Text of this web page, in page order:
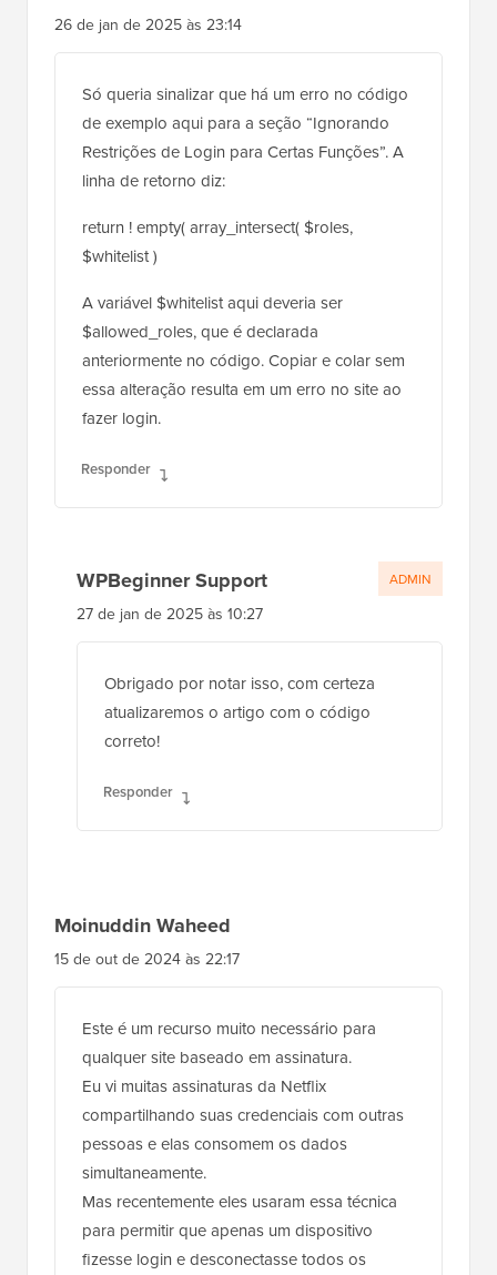
26 de jan de 2025 às 23:14
Só queria sinalizar que há um erro no código
de exemplo aqui para a seção “Ignorando
Restrições de Login para Certas Funções”. A
linha de retorno diz:
return ! empty( array_intersect( $roles,
$whitelist )
A variável $whitelist aqui deveria ser
$allowed_roles, que é declarada
anteriormente no código. Copiar e colar sem
essa alteração resulta em um erro no site ao
fazer login.
Responder
WPBeginner Support
27 de jan de 2025 às 10:27
Obrigado por notar isso, com certeza
atualizaremos o artigo com o código
correto!
Responder
ADMIN
Moinuddin Waheed
15 de out de 2024 às 22:17
Este é um recurso muito necessário para
qualquer site baseado em assinatura.
Eu vi muitas assinaturas da Netflix
compartilhando suas credenciais com outras
pessoas e elas consomem os dados
simultaneamente.
Mas recentemente eles usaram essa técnica
para permitir que apenas um dispositivo
fizesse login e desconectasse todos os